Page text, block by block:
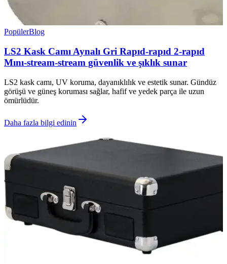
PopülerBlog
LS2 Kask Camı Aynalı Gri Rapıd-rapıd 2-rapıd
Mını-stream-stream güvenlik ve şıklık sunar
LS2 kask camı, UV koruma, dayanıklılık ve estetik sunar. Gündüz
görüşü ve güneş koruması sağlar, hafif ve yedek parça ile uzun
ömürlüdür.
Daha fazla bilgi edinin